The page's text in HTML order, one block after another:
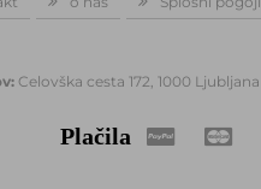
Celovška cesta 172, 1000 Ljubljana
Plačila